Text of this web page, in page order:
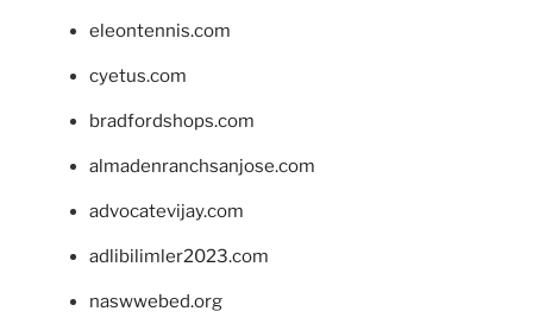
eleontennis.com
cyetus.com
bradfordshops.com
almadenranchsanjose.com
advocatevijay.com
adlibilimler2023.com
naswwebed.org